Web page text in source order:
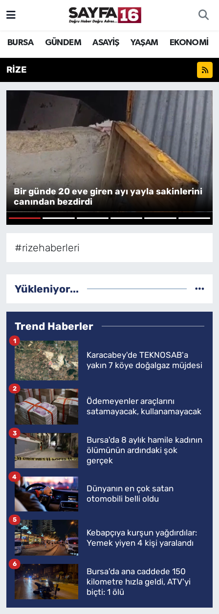
BURSA GÜNDEM ASAYİŞ YAŞAM EKONOMİ
RİZE
Bir günde 20 eve giren ayı yayla sakinlerini
canından bezdirdi
1
#rizehaberleri
Yükleniyor...
Trend Haberler
Karacabey'de TEKNOSAB'a
yakın 7 köye doğalgaz müjdesi
1
Ödemeyenler araçlarını
satamayacak, kullanamayacak
2
Bursa'da 8 aylık hamile kadının
ölümünün ardındaki şok
gerçek
3
Dünyanın en çok satan
otomobili belli oldu
4
Kebapçıya kurşun yağdırdılar:
Yemek yiyen 4 kişi yaralandı
5
Bursa'da ana caddede 150
kilometre hızla geldi, ATV'yi
biçti: 1 ölü
6
ÖZEL HABER
DÜNYA
TEKNOLOJİ
SPOR
EĞİTİM
Hava Durumu
Tüm Manşetler
Son Dakika Haberleri
Haber Arşivi